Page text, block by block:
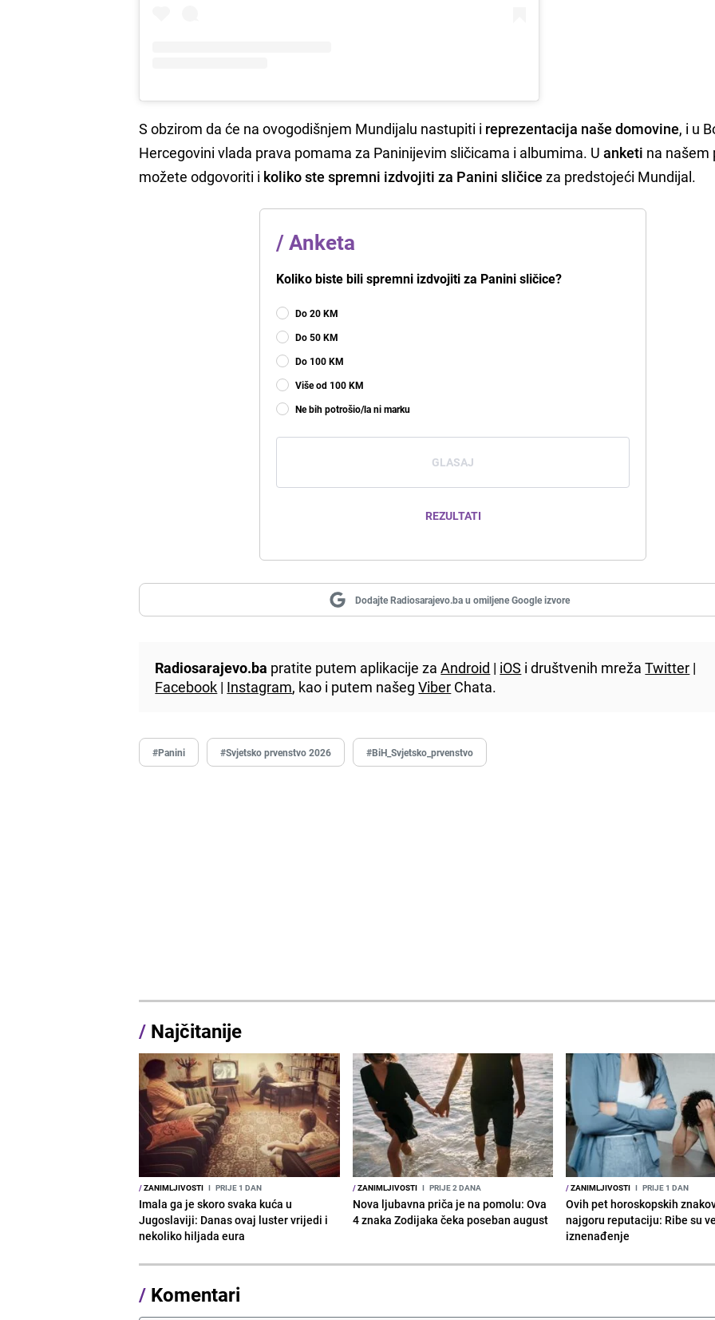
S obzirom da će na ovogodišnjem Mundijalu nastupiti i reprezentacija naše domovine, i u
Hercegovini vlada prava pomama za Paninijevim sličicama i albumima. Uanketi na našem
možete odgovoriti i koliko ste spremni izdvojiti za Panini sličice za predstojeći Mundijal.
/Anketa
Koliko biste bili spremni izdvojiti za Panini sličice?
Do 20 KM
Do 50 KM
Do 100 KM
Više od 100 KM
Ne bih potrošio/la ni marku
GLASAJ
REZULTATI
Dodajte Radiosarajevo.ba u omiljene Google izvore
Radiosarajevo.ba pratite putem aplikacije zaAndroid | iOS i društvenih mrežaTwitter |
Facebook | Instagram, kao i putem našegViber Chata.
#Panini #Svjetsko prvenstvo 2026 #BiH_Svjetsko_prvenstvo
/ Najčitanije
/ZANIMLJIVOSTI I PRIJE 1 DAN
Imala ga je skoro svaka kuća u
Jugoslaviji: Danas ovaj luster vrijedi i
nekoliko hiljada eura
/ZANIMLJIVOSTI I PRIJE 2 DANA
Nova ljubavna priča je na pomolu: Ova
4 znaka Zodijaka čeka poseban august
/ZANIMLJIVOSTI I PRIJE 1 DAN
Ovih pet horoskopskih
najgoru reputaciju: Ribe su
iznenađenje
/ Komentari